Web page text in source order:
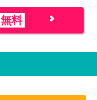
無料